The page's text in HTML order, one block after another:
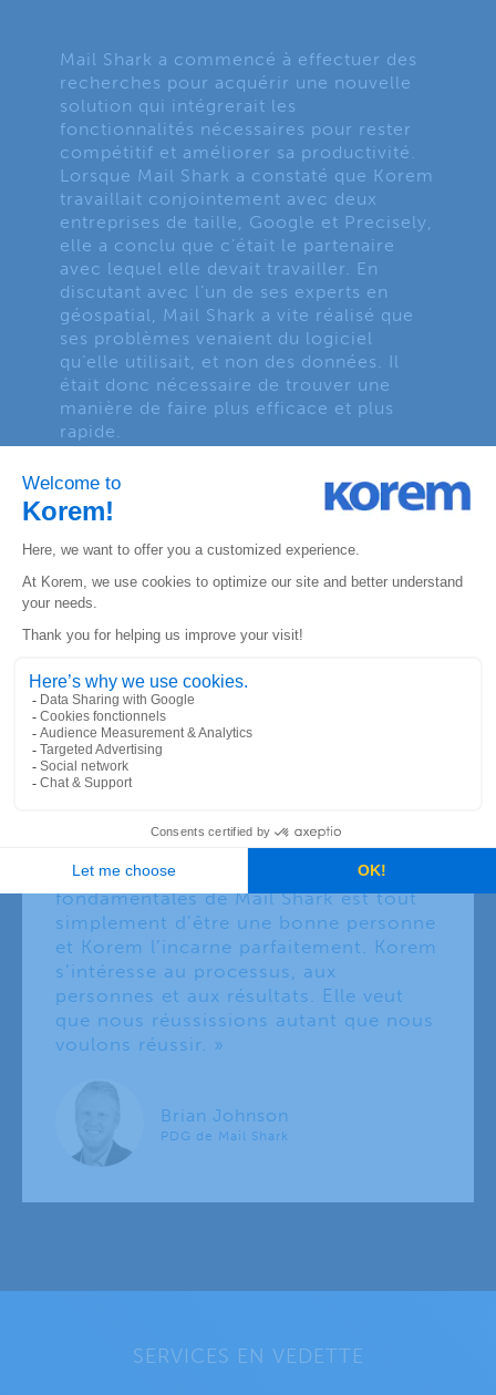
Mail Shark a commencé à effectuer des
recherches pour acquérir une nouvelle
solution qui intégrerait les
fonctionnalités nécessaires pour rester
compétitif et améliorer sa productivité.
Lorsque Mail Shark a constaté que Korem
travaillait conjointement avec deux
entreprises de taille, Google et Precisely,
elle a conclu que c’était le partenaire
avec lequel elle devait travailler. En
discutant avec l’un de ses experts en
géospatial, Mail Shark a vite réalisé que
ses problèmes venaient du logiciel
qu’elle utilisait, et non des données. Il
était donc nécessaire de trouver une
manière de faire plus efficace et plus
rapide.
Spectrum
de Precisely, qui allait fournir à
l’entreprise bien plus de flexibilité. Avec
Mail Shark ont pu bâtir ensemble un
nouveau système :Capture. Celui-ci
permet dorénavant à l’entreprise de
personnaliser l’ensemble de ses modules
itinéraires de livraison.
« Nous sommes ravis du produit, mais
nous sommes surtout ravis des gens
chez Korem. L’une des valeurs
fondamentales de Mail Shark est tout
simplement d’être une bonne personne
et Korem l’incarne parfaitement. Korem
s’intéresse au processus, aux
personnes et aux résultats. Elle veut
que nous réussissions autant que nous
voulons réussir. »
Brian Johnson
PDG de Mail Shark
SERVICES EN VEDETTE